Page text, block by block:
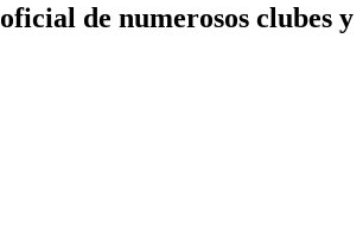
de numerosos clubes y